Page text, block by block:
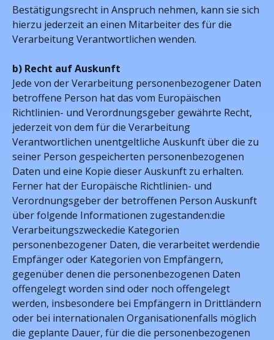
Bestätigungsrecht in Anspruch nehmen, kann sie sich
hierzu jederzeit an einen Mitarbeiter des für die
Verarbeitung Verantwortlichen wenden.
b) Recht auf Auskunft
Jede von der Verarbeitung personenbezogener Daten
betroffene Person hat das vom Europäischen
Richtlinien- und Verordnungsgeber gewährte Recht,
jederzeit von dem für die Verarbeitung
Verantwortlichen unentgeltliche Auskunft über die zu
seiner Person gespeicherten personenbezogenen
Daten und eine Kopie dieser Auskunft zu erhalten.
Ferner hat der Europäische Richtlinien- und
Verordnungsgeber der betroffenen Person Auskunft
über folgende Informationen zugestanden:die
Verarbeitungszweckedie Kategorien
personenbezogener Daten, die verarbeitet werdendie
Empfänger oder Kategorien von Empfängern,
gegenüber denen die personenbezogenen Daten
offengelegt worden sind oder noch offengelegt
werden, insbesondere bei Empfängern in Drittländern
oder bei internationalen Organisationenfalls möglich
die geplante Dauer, für die die personenbezogenen